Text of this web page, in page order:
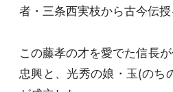
者・三条西実枝から古今伝授
この藤孝の才を愛でた信長
忠興と、光秀の娘・玉(のち